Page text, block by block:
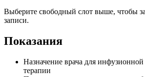
Выберите свободный слот выше, чтобы
записи.
Показания
Назначение врача для
терапии